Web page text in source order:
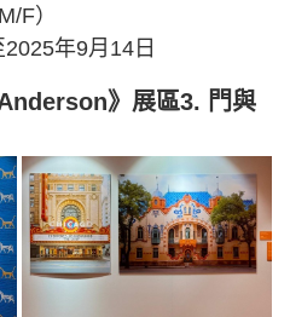
F）
年9月14日
》展區3. 門與